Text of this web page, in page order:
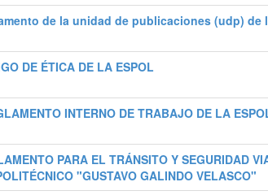
de la unidad de publicaciones (udp) de
DE ÉTICA DE LA ESPOL
INTERNO DE TRABAJO DE LA
PARA EL TRÁNSITO Y SEGURIDAD
"GUSTAVO GALINDO VELASCO"